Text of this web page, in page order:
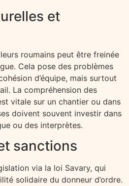
et
roumains peut être freinée
Cela pose des problèmes
d’équipe, mais surtout
La compréhension des
vitale sur un chantier ou dans
doivent souvent investir dans
ou des interprètes.
sanctions
via la loi Savary, qui
solidaire du donneur d’ordre.